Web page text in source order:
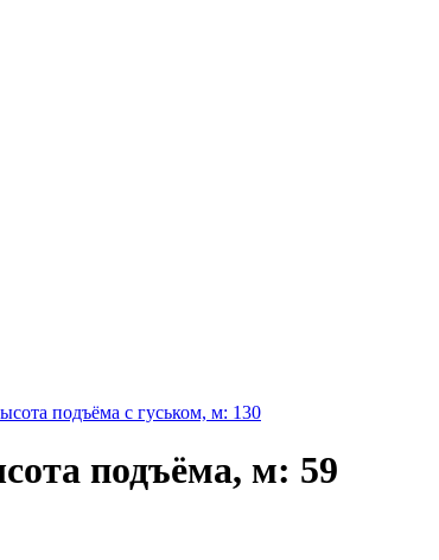
подъёма с гуськом, м: 130
подъёма, м: 59